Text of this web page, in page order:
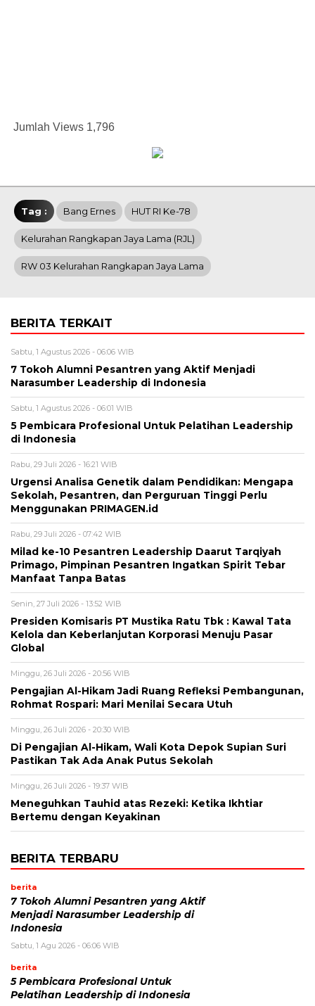
Jumlah Views 1,796
Tag : Bang Ernes HUT RI Ke-78
Kelurahan Rangkapan Jaya Lama (RJL)
RW 03 Kelurahan Rangkapan Jaya Lama
BERITA TERKAIT
Sabtu, 1 Agustus 2026 - 06:06 WIB
7 Tokoh Alumni Pesantren yang Aktif Menjadi
Narasumber Leadership di Indonesia
Sabtu, 1 Agustus 2026 - 06:01 WIB
5 Pembicara Profesional Untuk Pelatihan Leadership
di Indonesia
Rabu, 29 Juli 2026 - 16:21 WIB
Urgensi Analisa Genetik dalam Pendidikan: Mengapa
Sekolah, Pesantren, dan Perguruan Tinggi Perlu
Menggunakan PRIMAGEN.id
Rabu, 29 Juli 2026 - 07:42 WIB
Milad ke-10 Pesantren Leadership Daarut Tarqiyah
Primago, Pimpinan Pesantren Ingatkan Spirit Tebar
Manfaat Tanpa Batas
Senin, 27 Juli 2026 - 13:52 WIB
Presiden Komisaris PT Mustika Ratu Tbk : Kawal Tata
Kelola dan Keberlanjutan Korporasi Menuju Pasar
Global
Minggu, 26 Juli 2026 - 20:56 WIB
Pengajian Al-Hikam Jadi Ruang Refleksi Pembangunan,
Rohmat Rospari: Mari Menilai Secara Utuh
Minggu, 26 Juli 2026 - 20:30 WIB
Di Pengajian Al-Hikam, Wali Kota Depok Supian Suri
Pastikan Tak Ada Anak Putus Sekolah
Minggu, 26 Juli 2026 - 19:37 WIB
Meneguhkan Tauhid atas Rezeki: Ketika Ikhtiar
Bertemu dengan Keyakinan
BERITA TERBARU
berita
7 Tokoh Alumni Pesantren yang Aktif
Menjadi Narasumber Leadership di
Indonesia
Sabtu, 1 Agu 2026 - 06:06 WIB
berita
5 Pembicara Profesional Untuk
Pelatihan Leadership di Indonesia